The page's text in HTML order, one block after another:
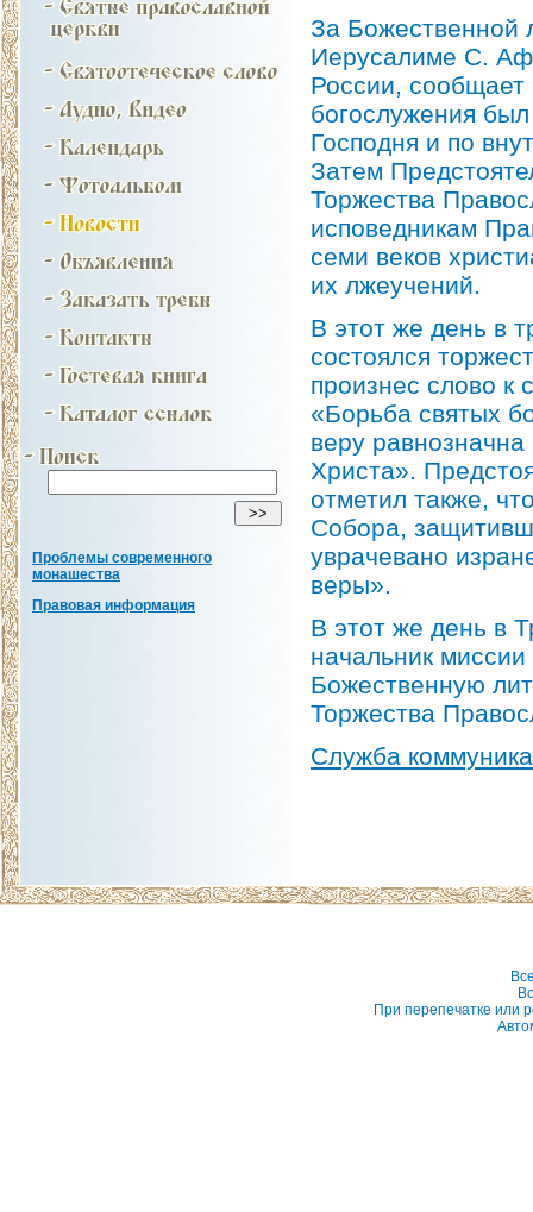
Проблемы современного
монашества
Правовая информация
За Божественной
Иерусалиме С.
России, сообщает
богослужения
Господня и по
Затем
Торжества
исповедникам
семи веков
их лжеучений.
В этот же день в
состоялся
произнес слово к
«Борьба святых
веру равнозначна
Христа».
отметил также,
Собора,
уврачевано
веры».
В этот же день в
начальник миссии
Божественную
Торжества
Служба
При перепечатке или